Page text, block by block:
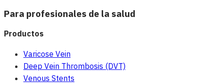
Para profesionales de la salud
Productos
Varicose Vein
Deep Vein Thrombosis (DVT)
Venous Stents